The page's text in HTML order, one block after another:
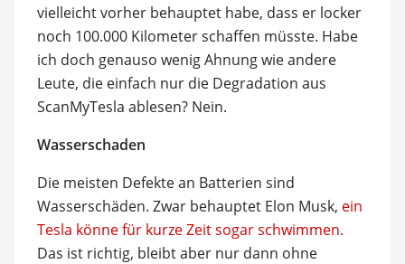
vielleicht vorher behauptet habe, dass er locker
noch 100.000 Kilometer schaffen müsste. Habe
ich doch genauso wenig Ahnung wie andere
Leute, die einfach nur die Degradation aus
ScanMyTesla ablesen? Nein.
Wasserschaden
Die meisten Defekte an Batterien sind
Wasserschäden. Zwar behauptet Elon Musk, ein
Tesla könne für kurze Zeit sogar schwimmen.
Das ist richtig, bleibt aber nur dann ohne